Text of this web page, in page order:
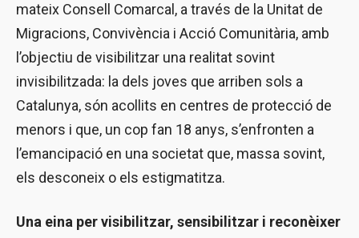
mateix Consell Comarcal, a través de la Unitat de
Migracions, Convivència i Acció Comunitària, amb
l’objectiu de visibilitzar una realitat sovint
invisibilitzada: la dels joves que arriben sols a
Catalunya, són acollits en centres de protecció de
menors i que, un cop fan 18 anys, s’enfronten a
l’emancipació en una societat que, massa sovint,
els desconeix o els estigmatitza.
Una eina per visibilitzar, sensibilitzar i reconèixer